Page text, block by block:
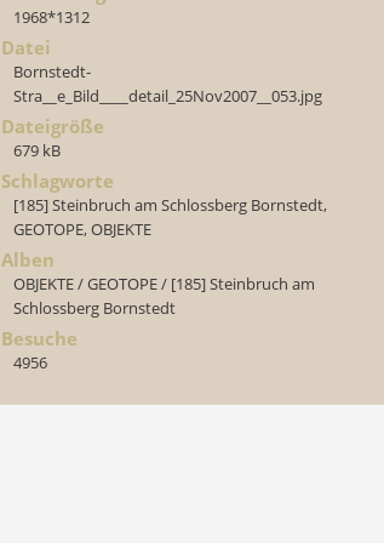
1968*1312
Datei
Bornstedt-
Stra__e_Bild____detail_25Nov2007__053.jpg
Dateigröße
679 kB
Schlagworte
[185] Steinbruch am Schlossberg Bornstedt,
GEOTOPE,OBJEKTE
Alben
OBJEKTE/GEOTOPE/ [185] Steinbruch am
Schlossberg Bornstedt
Besuche
4956